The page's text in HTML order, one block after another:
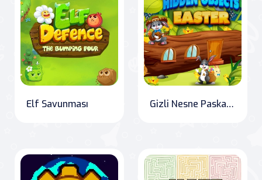
Elf Savunması Gizli Nesne Paskalya